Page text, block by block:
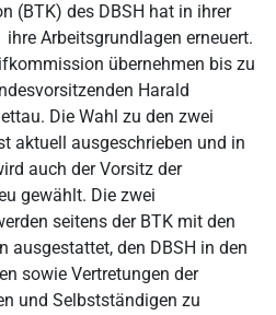
(BTK) des DBSH hat in ihrer
Arbeitsgrundlagen erneuert.
übernehmen bis zu
Harald
Die Wahl zu den zwei
aktuell ausgeschrieben und in
auch der Vorsitz der
gewählt. Die zwei
seitens der BTK mit den
ausgestattet, den DBSH in den
sowie Vertretungen der
und Selbstständigen zu